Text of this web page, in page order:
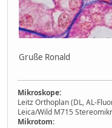
Gruße Ronald
Mikroskope:
Leitz Orthoplan (DL, AL-
Leica/Wild M715
Mikrotom: